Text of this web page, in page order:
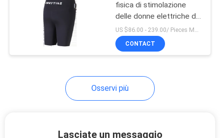
fisica di stimolazione
delle donne elettriche di
terapia per disfunzione
pelvica del pavimento
US $86.00 - 239.00/ Pieces MOQ:1pieces
CONTACT
Osservi più
Lasciate un messaggio